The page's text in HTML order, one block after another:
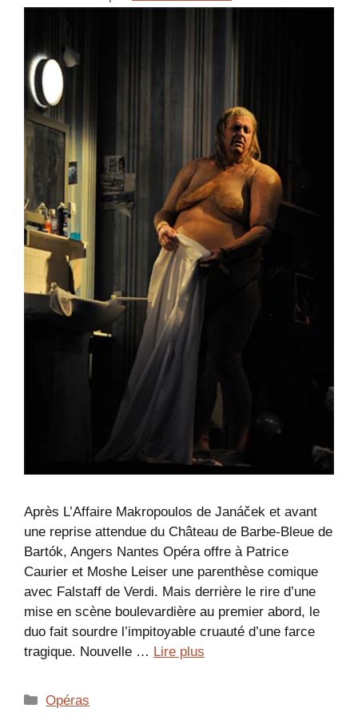
Après L’Affaire Makropoulos de Janáček et avant
une reprise attendue du Château de Barbe-Bleue de
Bartók, Angers Nantes Opéra offre à Patrice
Caurier et Moshe Leiser une parenthèse comique
avec Falstaff de Verdi. Mais derrière le rire d’une
mise en scène boulevardière au premier abord, le
duo fait sourdre l’impitoyable cruauté d’une farce
tragique. Nouvelle … Lire plus
Catégories
Opéras